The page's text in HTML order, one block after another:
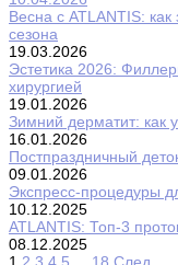
Весна с ATLANTIS: как
сезона
19.03.2026
Эстетика 2026:
хирургией
19.01.2026
Зимний дерматит: как
16.01.2026
Постпраздничный
09.01.2026
Экспресс-процедуры
10.12.2025
ATLANTIS: Топ-3
08.12.2025